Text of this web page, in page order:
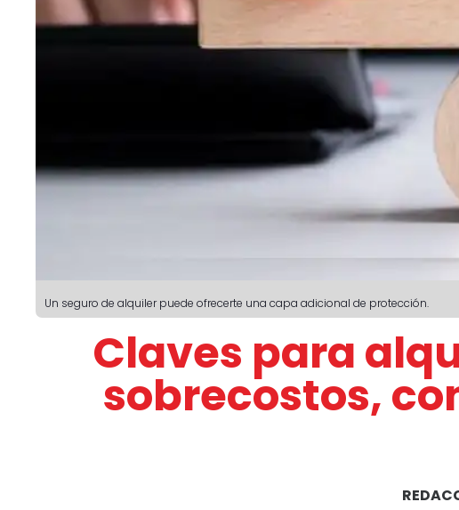
Un seguro de alquiler puede ofrecerte una capa adicional de protección.
Claves para
sobrecostos,